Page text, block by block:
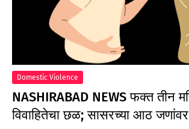
Domestic Violence
NASHIRABAD NEWS फक्त तीन
विवाहितेचा छळ; सासरच्या आठ